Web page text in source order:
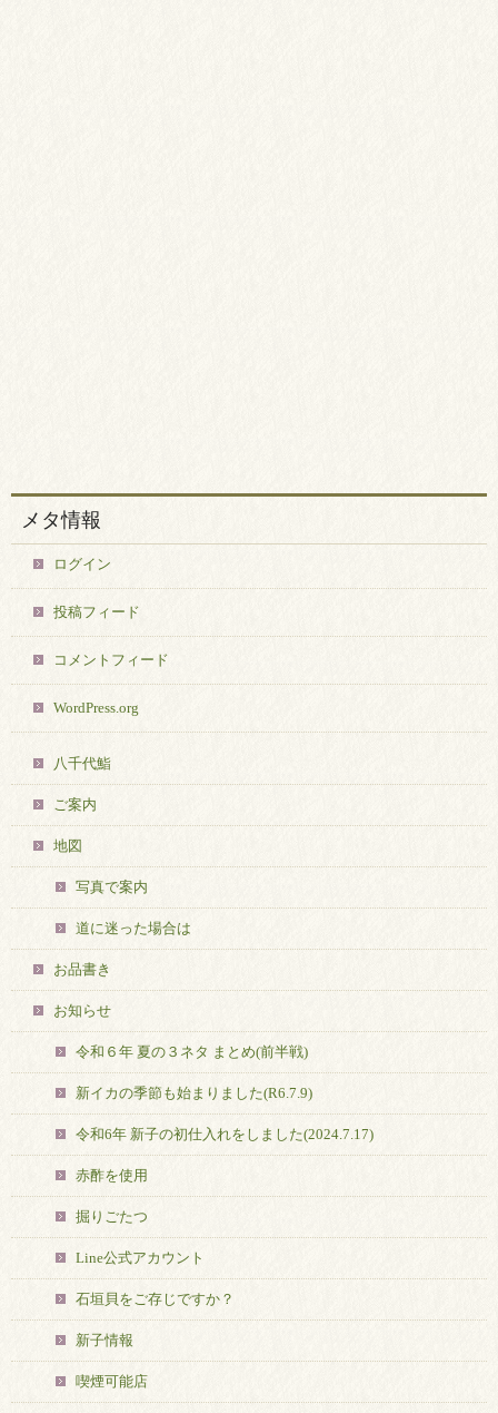
メタ情報
ログイン
投稿フィード
コメントフィード
WordPress.org
八千代鮨
ご案内
地図
写真で案内
道に迷った場合は
お品書き
お知らせ
令和６年 夏の３ネタ まとめ(前半戦)
新イカの季節も始まりました(R6.7.9)
令和6年 新子の初仕入れをしました(2024.7.17)
赤酢を使用
掘りごたつ
Line公式アカウント
石垣貝をご存じですか？
新子情報
喫煙可能店